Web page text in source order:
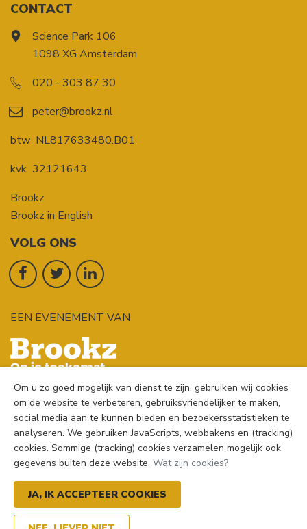
CONTACT
Science Park 106
1098 XG Amsterdam
020 - 303 87 30
peter@brookz.nl
btw NL817633480.B01
kvk 32121643
Brookz
Brookz in English
VOLG ONS
EEN EVENEMENT VAN
© 2026Brookz| Vandaag gesloten
Algemene voorwaarden|Cookies|
Om u zo goed mogelijk van dienst te zijn, gebruiken wij cookies
om de website te verbeteren, gebruiksvriendelijker te maken,
social media aan te kunnen bieden en bezoekersstatistieken te
analyseren. We gebruiken JavaScripts, webbakens en (tracking)
cookies. Sommige (tracking) cookies verzamelen mogelijk ook
gegevens buiten deze website. Wat zijn cookies?
JA, IK ACCEPTEER COOKIES